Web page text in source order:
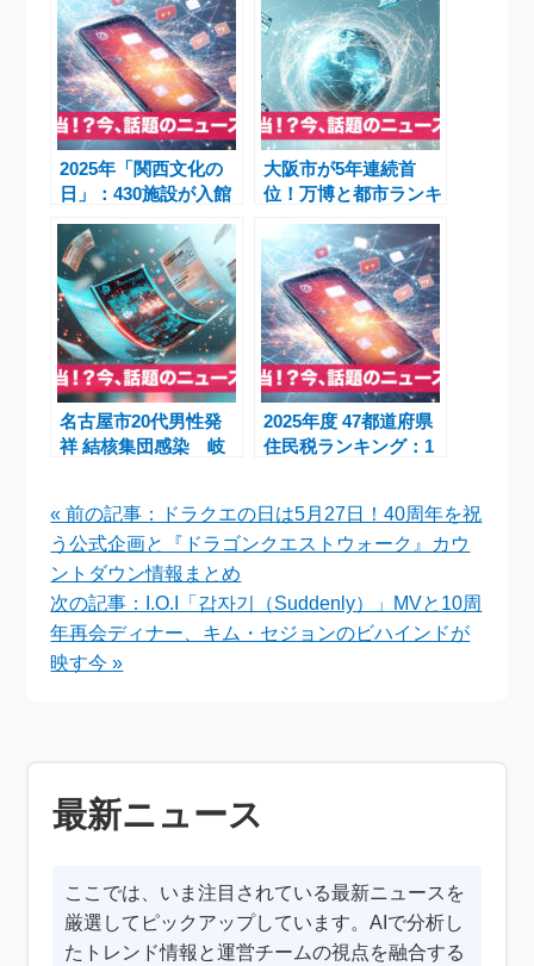
2025年「関西文化の
日」：430施設が入館
賀ほか美術館・博物館
めぐりで芸術の秋を堪
能
大阪市が5年連続首
位！万博と都市ランキ
都市の魅力と評価
名古屋市20代男性発
祥 結核集団感染 岐
2025年度 47都道府県
住民税ランキング：1
« 前の記事：ドラクエの日は5月27日！40周年を祝
う公式企画と『ドラゴンクエストウォーク』カウ
ントダウン情報まとめ
次の記事：I.O.I「갑자기（Suddenly）」MVと10周
年再会ディナー、キム・セジョンのビハインドが
映す今 »
最新ニュース
ここでは、いま注目されている最新ニュースを
厳選してピックアップしています。AIで分析し
たトレンド情報と運営チームの視点を融合する